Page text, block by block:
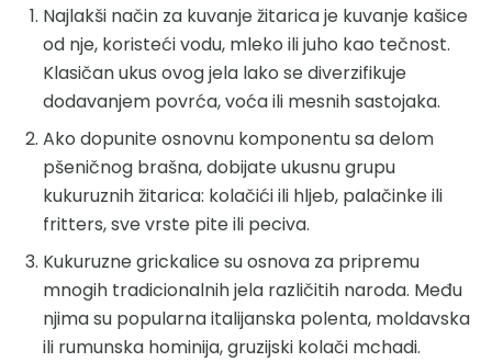
Najlakši način za kuvanje žitarica je kuvanje kašice
od nje, koristeći vodu, mleko ili juho kao tečnost.
Klasičan ukus ovog jela lako se diverzifikuje
dodavanjem povrća, voća ili mesnih sastojaka.
Ako dopunite osnovnu komponentu sa delom
pšeničnog brašna, dobijate ukusnu grupu
kukuruznih žitarica: kolačići ili hljeb, palačinke ili
fritters, sve vrste pite ili peciva.
Kukuruzne grickalice su osnova za pripremu
mnogih tradicionalnih jela različitih naroda. Među
njima su popularna italijanska polenta, moldavska
ili rumunska hominija, gruzijski kolači mchadi.